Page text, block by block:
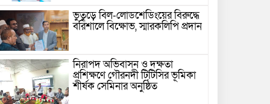
ভুতুড়ে বিল-লোডশেডিংয়ের বিরুদ্ধে
বরিশালে বিক্ষোভ, স্মারকলিপি প্রদান
নিরাপদ অভিবাসন ও দক্ষতা
প্রশিক্ষণে গৌরনদী টিটিসির ভূমিকা
শীর্ষক সেমিনার অনুষ্ঠিত